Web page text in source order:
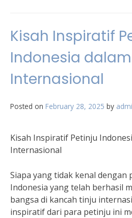
Kisah Inspiratif
Indonesia
Internasional
Posted on February 28, 2025 by
Kisah Inspiratif Petinju
Internasional
Siapa yang tidak kenal
Indonesia yang telah berhasil
bangsa di kancah tinju
inspiratif dari para petinju ini